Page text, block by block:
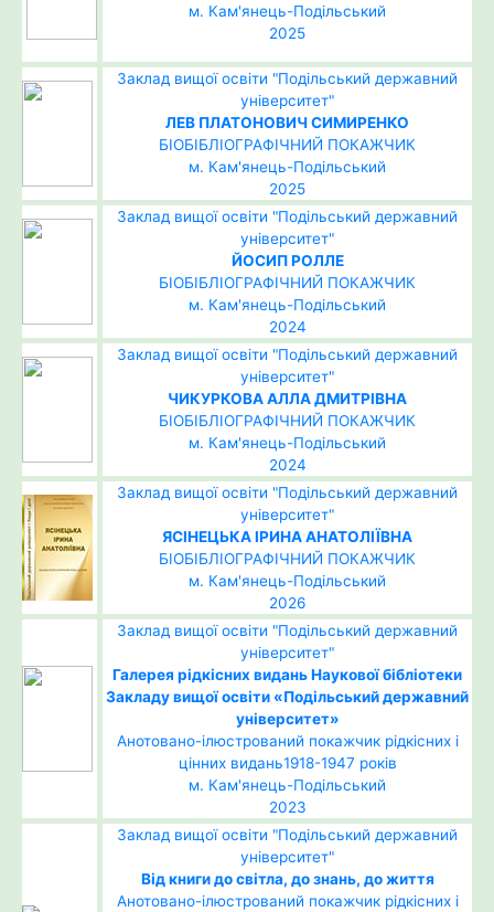
м. Кам'янець-Подільський
2025
Заклад вищої освіти "Подільський державний
університет"
ЛЕВ ПЛАТОНОВИЧ СИМИРЕНКО
БІОБІБЛІОГРАФІЧНИЙ ПОКАЖЧИК
м. Кам'янець-Подільський
2025
Заклад вищої освіти "Подільський державний
університет"
ЙОСИП РОЛЛЕ
БІОБІБЛІОГРАФІЧНИЙ ПОКАЖЧИК
м. Кам'янець-Подільський
2024
Заклад вищої освіти "Подільський державний
університет"
ЧИКУРКОВА АЛЛА ДМИТРІВНА
БІОБІБЛІОГРАФІЧНИЙ ПОКАЖЧИК
м. Кам'янець-Подільський
2024
Заклад вищої освіти "Подільський державний
університет"
ЯСІНЕЦЬКА ІРИНА АНАТОЛІЇВНА
БІОБІБЛІОГРАФІЧНИЙ ПОКАЖЧИК
м. Кам'янець-Подільський
2026
Заклад вищої освіти "Подільський державний
університет"
Галерея рідкісних видань Наукової бібліотеки
Закладу вищої освіти «Подільський державний
університет»
Анотовано-ілюстрований покажчик рідкісних і
цінних видань1918-1947 років
м. Кам'янець-Подільський
2023
Заклад вищої освіти "Подільський державний
університет"
Від книги до світла, до знань, до життя
Анотовано-ілюстрований покажчик рідкісних і